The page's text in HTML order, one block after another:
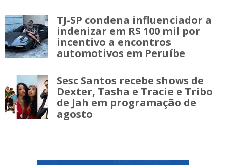
TJ-SP condena influenciador a
indenizar em R$ 100 mil por
incentivo a encontros
automotivos em Peruíbe
Sesc Santos recebe shows de
Dexter, Tasha e Tracie e Tribo
de Jah em programação de
agosto